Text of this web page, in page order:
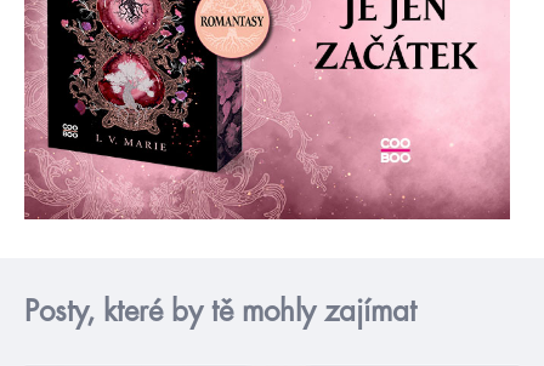
Posty, které by tě mohly zajímat